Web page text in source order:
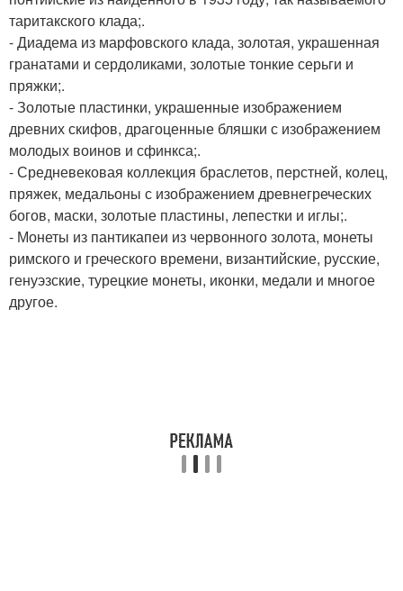
таритакского клада;.
- Диадема из марфовского клада, золотая, украшенная
гранатами и сердоликами, золотые тонкие серьги и
пряжки;.
- Золотые пластинки, украшенные изображением
древних скифов, драгоценные бляшки с изображением
молодых воинов и сфинкса;.
- Средневековая коллекция браслетов, перстней, колец,
пряжек, медальоны с изображением древнегреческих
богов, маски, золотые пластины, лепестки и иглы;.
- Монеты из пантикапеи из червонного золота, монеты
римского и греческого времени, византийские, русские,
генуэзские, турецкие монеты, иконки, медали и многое
другое.